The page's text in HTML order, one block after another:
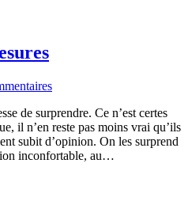
de surprendre. Ce n’est certes
il n’en reste pas moins vrai qu’ils
subit d’opinion. On les surprend
inconfortable, au…